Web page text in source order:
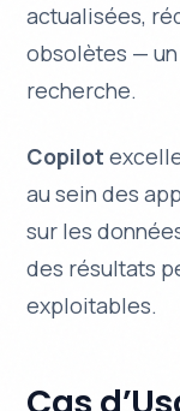
actualisées,
obsolètes —
recherche.
Copilot
au sein des
sur les
des résultats
exploitables.